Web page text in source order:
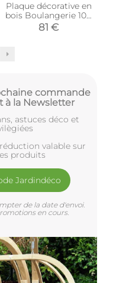
Plaque décorative en
bois Boulangerie 108
x 42 cm
81 €
commande
à la Newsletter
astuces déco et
valable sur
produits
Jardindéco
de la date d'envoi.
en cours.